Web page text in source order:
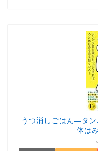
うつ消しごはん―タン
体は